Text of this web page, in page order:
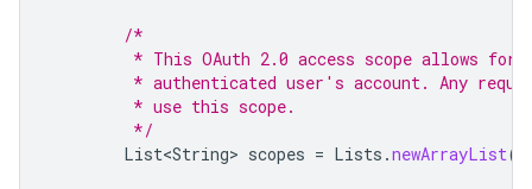
/*
* This OAuth 2.0 access scope allows for
* authenticated user's account. Any
         * use this scope.
         */
List<String> scopes = Lists .newArrayList(